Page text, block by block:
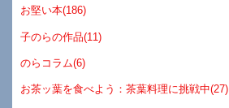
お堅い本(186)
子のらの作品(11)
のらコラム(6)
お茶ッ葉を食べよう：茶葉料理に挑戦中(27)